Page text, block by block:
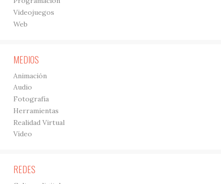
Videojuegos
Web
MEDIOS
Animación
Audio
Fotografía
Herramientas
Realidad Virtual
Vídeo
REDES